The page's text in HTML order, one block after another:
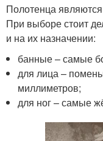
Полотенца
При выборе стоит
и на их назначении:
банные – самые
для лица –
миллиметров;
для ног – самые